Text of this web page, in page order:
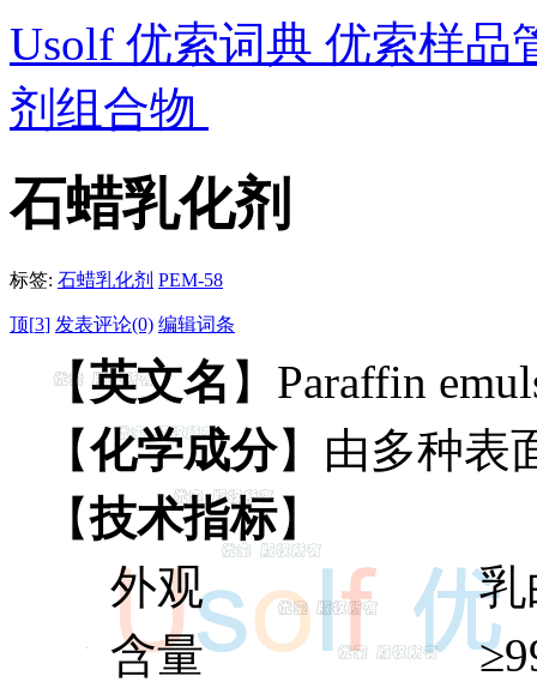
Usolf 优索词典 优索样品
剂组合物
石蜡乳化剂
标签: 石蜡乳化剂 PEM-58
顶[3] 发表评论(0) 编辑词条
【英文名 】Paraffin
【化学成分】由多种表
【技术指标】
外观 乳白色
含量